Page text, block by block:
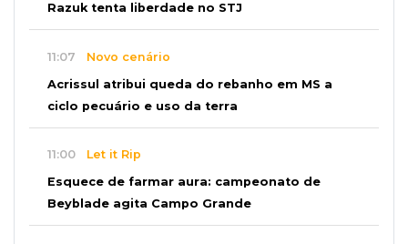
Razuk tenta liberdade no STJ
11:07 Novo cenário
Acrissul atribui queda do rebanho em MS a
ciclo pecuário e uso da terra
11:00 Let it Rip
Esquece de farmar aura: campeonato de
Beyblade agita Campo Grande